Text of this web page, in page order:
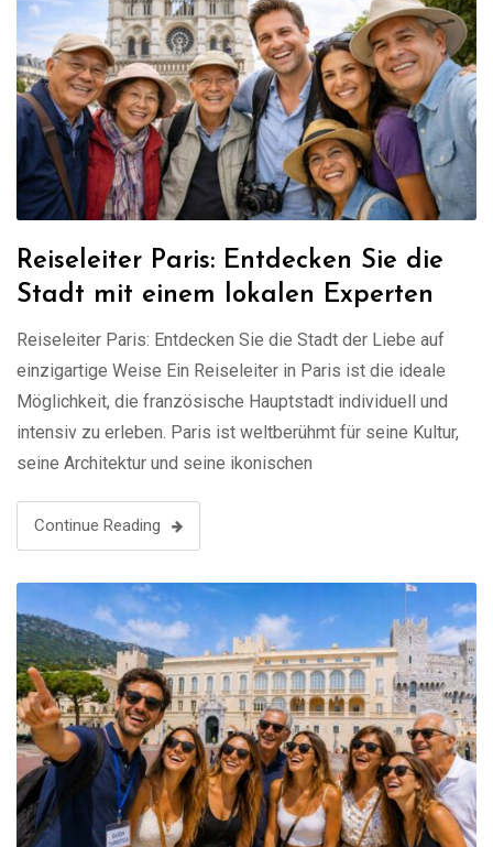
Reiseleiter Paris: Entdecken Sie die
Stadt mit einem lokalen Experten
Reiseleiter Paris: Entdecken Sie die Stadt der Liebe auf
einzigartige Weise Ein Reiseleiter in Paris ist die ideale
Möglichkeit, die französische Hauptstadt individuell und
intensiv zu erleben. Paris ist weltberühmt für seine Kultur,
seine Architektur und seine ikonischen
Sie nicht nur die Highlights, sondern auch versteckte Ecken
und authentische …
Continue Reading